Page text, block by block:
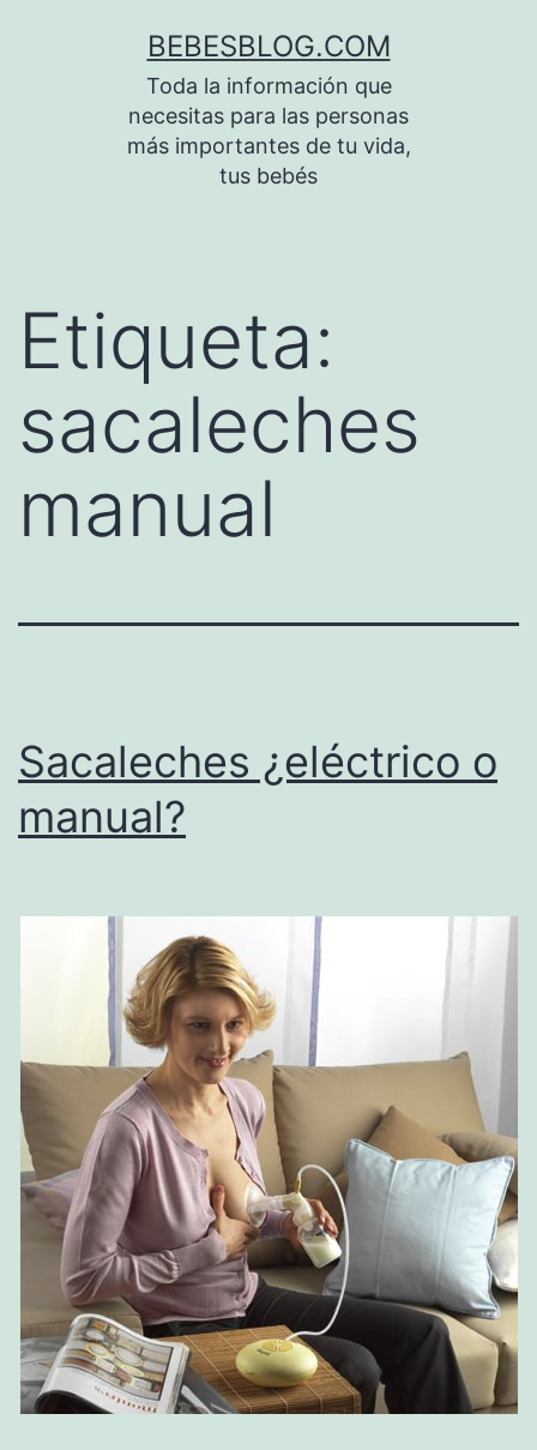
BEBESBLOG.COM
Toda la información que
necesitas para las personas
más importantes de tu vida,
tus bebés
Etiqueta:
sacaleches
manual
Sacaleches ¿eléctrico o
manual?